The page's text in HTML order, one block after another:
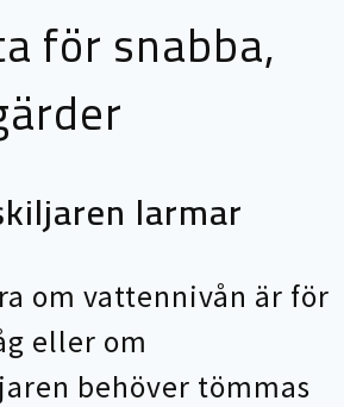
för snabba,
larmar
om vattennivån är för
eller om
behöver tömmas